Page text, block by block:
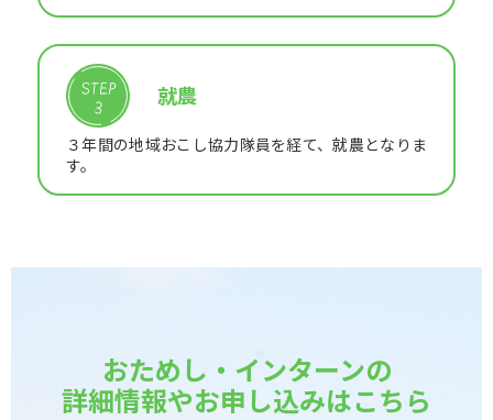
就農
３年間の地域おこし協力隊員を経て、就農となりま
す。
おためし・インターンの
詳細情報やお申し込みはこちら